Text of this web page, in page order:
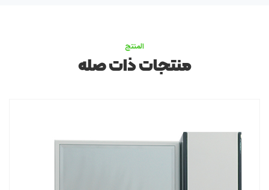
المنتج
منتجات ذات صله